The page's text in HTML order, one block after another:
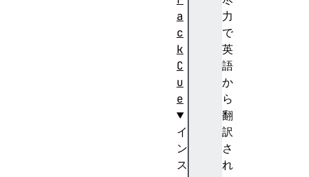
力
で
英
語
か
ら
翻
訳
さ
れ
a
c
k
C
u
e
イ
ン
ス